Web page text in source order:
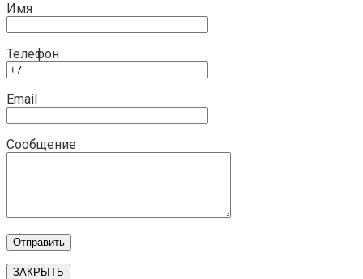
Имя
Телефон
Email
Сообщение
ЗАКРЫТЬ